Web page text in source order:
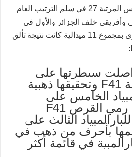
سبتمبر 2024، احتلت تونس المرتبة 27 في سلم الترتيب العام
وأفريقي خلف الجزائر والأول في
اختصاص الباراألعاب القوى بمجموع 11 ميدالية كانت نتيجة تألق
سيطرتها على
منافسة دفع الجلة F41 وتحقيقها ذهبية
الخامس على
التوالي ومنافسة رمي القرص F41
الثالث على
بأحرف من ذهب في
في قائمة أكثر